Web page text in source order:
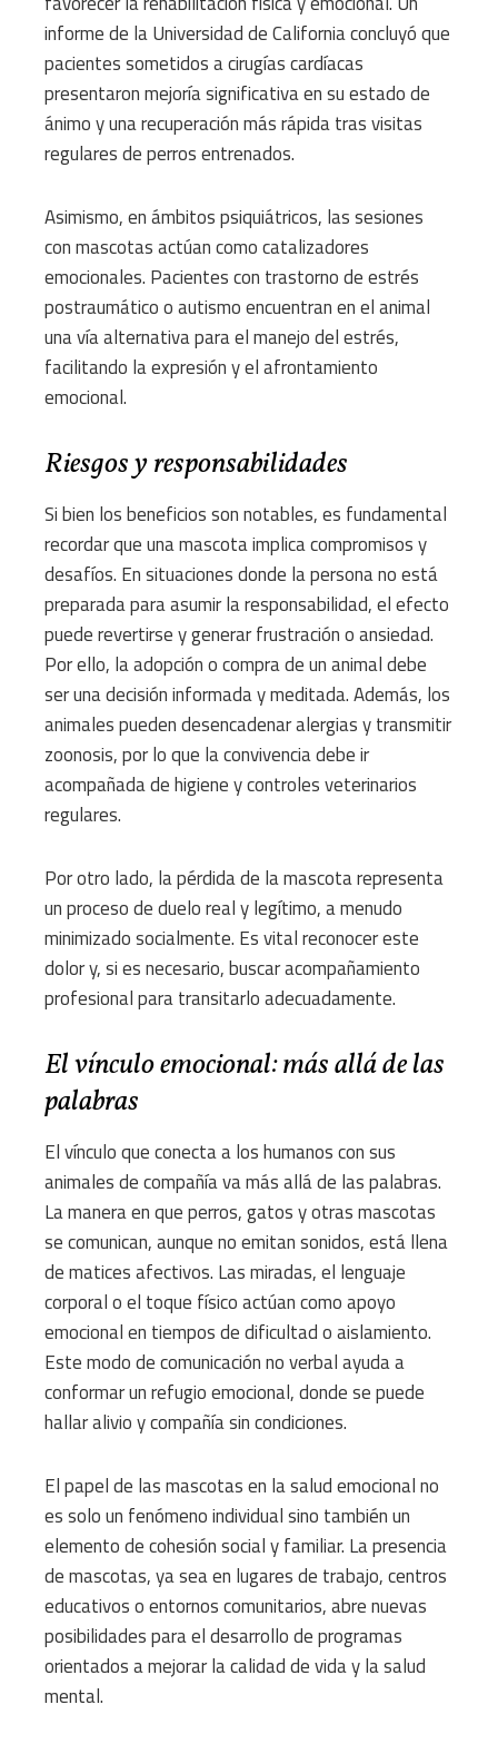
informe de la Universidad de California concluyó que
pacientes sometidos a cirugías cardíacas
presentaron mejoría significativa en su estado de
ánimo y una recuperación más rápida tras visitas
regulares de perros entrenados.
Asimismo, en ámbitos psiquiátricos, las sesiones
con mascotas actúan como catalizadores
emocionales. Pacientes con trastorno de estrés
postraumático o autismo encuentran en el animal
una vía alternativa para el manejo del estrés,
facilitando la expresión y el afrontamiento
emocional.
Riesgos y responsabilidades
Si bien los beneficios son notables, es fundamental
recordar que una mascota implica compromisos y
desafíos. En situaciones donde la persona no está
preparada para asumir la responsabilidad, el efecto
puede revertirse y generar frustración o ansiedad.
Por ello, la adopción o compra de un animal debe
ser una decisión informada y meditada. Además, los
animales pueden desencadenar alergias y transmitir
zoonosis, por lo que la convivencia debe ir
acompañada de higiene y controles veterinarios
regulares.
Por otro lado, la pérdida de la mascota representa
un proceso de duelo real y legítimo, a menudo
minimizado socialmente. Es vital reconocer este
dolor y, si es necesario, buscar acompañamiento
profesional para transitarlo adecuadamente.
El vínculo emocional: más allá de las
palabras
El vínculo que conecta a los humanos con sus
animales de compañía va más allá de las palabras.
La manera en que perros, gatos y otras mascotas
se comunican, aunque no emitan sonidos, está llena
de matices afectivos. Las miradas, el lenguaje
corporal o el toque físico actúan como apoyo
emocional en tiempos de dificultad o aislamiento.
Este modo de comunicación no verbal ayuda a
conformar un refugio emocional, donde se puede
hallar alivio y compañía sin condiciones.
El papel de las mascotas en la salud emocional no
es solo un fenómeno individual sino también un
elemento de cohesión social y familiar. La presencia
de mascotas, ya sea en lugares de trabajo, centros
educativos o entornos comunitarios, abre nuevas
posibilidades para el desarrollo de programas
orientados a mejorar la calidad de vida y la salud
mental.